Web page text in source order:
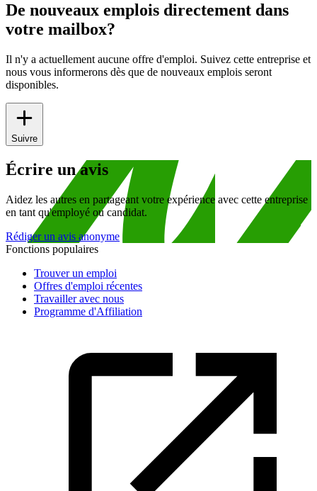
De nouveaux emplois directement dans
votre mailbox?
Il n'y a actuellement aucune offre d'emploi. Suivez cette entreprise et
nous vous informerons dès que de nouveaux emplois seront
disponibles.
Suivre
Écrire un avis
Aidez les autres en partageant votre expérience avec cette entreprise
en tant qu'employé ou candidat.
Rédiger un avis anonyme
Fonctions populaires
Trouver un emploi
Offres d'emploi récentes
Travailler avec nous
Programme d'Affiliation